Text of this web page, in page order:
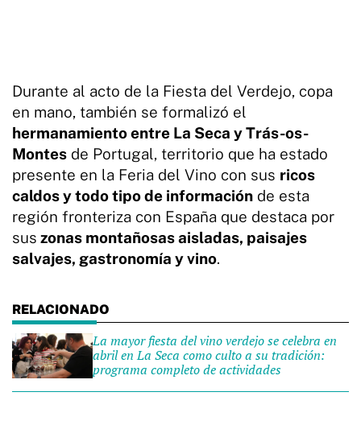
Durante al acto de la Fiesta del Verdejo, copa
en mano, también se formalizó el
hermanamiento entre La Seca y Trás-os-
Montes de Portugal, territorio que ha estado
presente en la Feria del Vino con sus ricos
caldos y todo tipo de información de esta
región fronteriza con España que destaca por
sus zonas montañosas aisladas, paisajes
salvajes, gastronomía y vino.
La mayor fiesta del vino verdejo se celebra en
abril en La Seca como culto a su tradición:
programa completo de actividades